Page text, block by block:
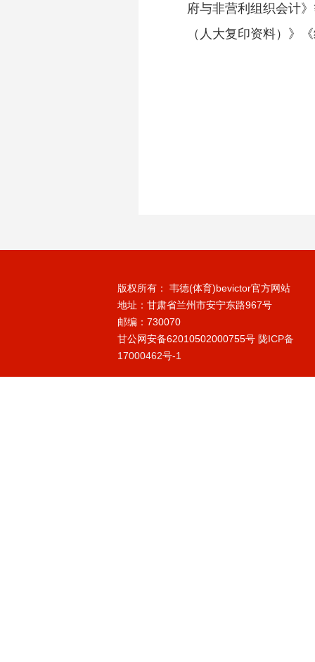
府与非营利组织会计
（人大复印资料）》
版权所有： 韦德(体育)bevictor官方网站
地址：甘肃省兰州市安宁东路967号
邮编：730070
甘公网安备62010502000755号 陇ICP备
17000462号-1